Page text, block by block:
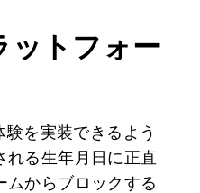
ットフォー
を実装できるよう
れる生年月日に正直
ムからブロックする